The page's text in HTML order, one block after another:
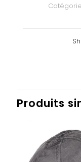
Produits